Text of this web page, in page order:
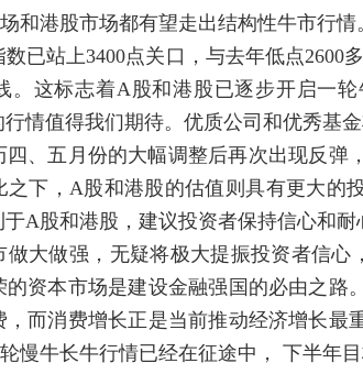
和港股市场都有望走出结构性牛市行情
站上3400点关口，与去年低点2600
。这标志着A股和港股已逐步开启一
情值得我们期待。优质公司和优秀基
五月份的大幅调整后再次出现反弹
之下，A股和港股的估值则具有更大的
A股和港股，建议投资者保持信心和耐
做强，无疑将极大提振投资者信心
的资本市场是建设金融强国的必由之路
而消费增长正是当前推动经济增长最
慢牛长牛行情已经在征途中， 下半年目